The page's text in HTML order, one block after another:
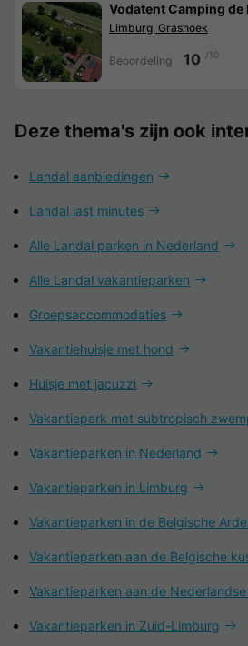
Vodatent Camping de
Limburg, Grashoek
Beoordeling 10 /10
Deze thema's zijn ook
Landal aanbiedingen
Landal last minutes
Alle Landal parken in Nederland
Alle Landal vakantieparken
Groepsaccommodaties
Vakantiehuisje met hond
Huisje met jacuzzi
Vakantiepark met subtropisch
Vakantieparken in Nederland
Vakantieparken in Limburg
Vakantieparken in de Belgische
Vakantieparken aan de Belgische
Vakantieparken aan de
Vakantieparken in Zuid-Limburg